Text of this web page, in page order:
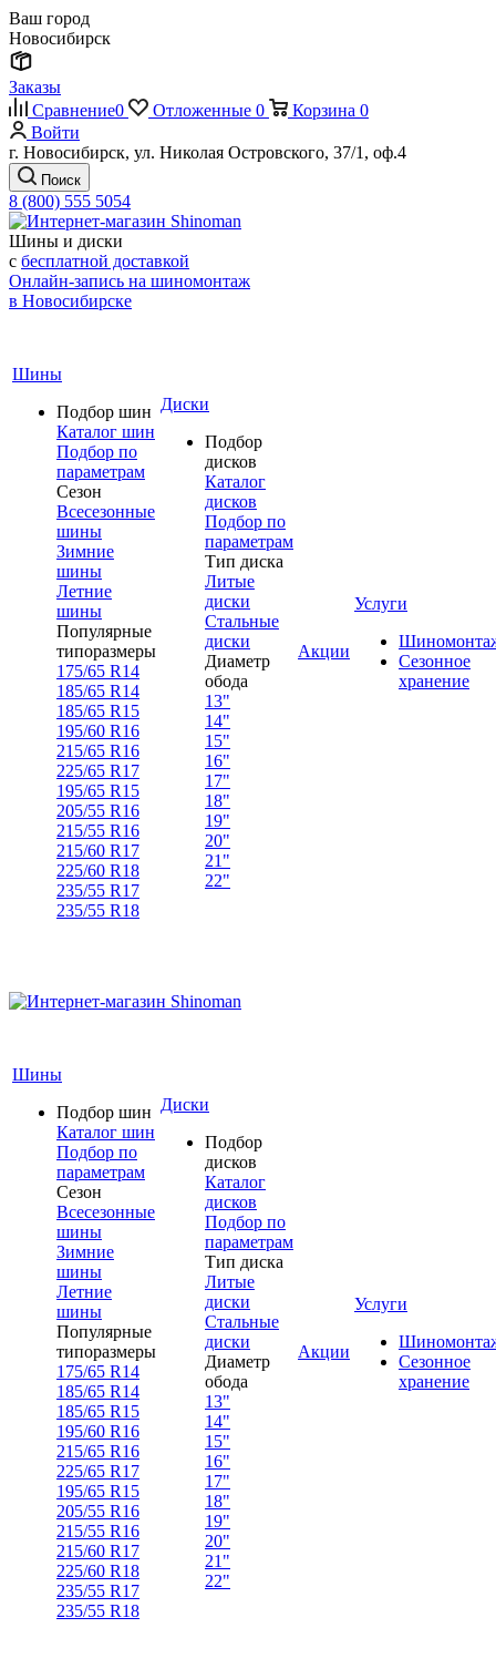
Ваш город
Новосибирск
Заказы
Сравнение0 Отложенные 0 Корзина 0
Войти
г. Новосибирск, ул. Николая Островского, 37/1, оф.4
Поиск
8 (800) 555 5054
Шины и диски
с бесплатной доставкой
Онлайн-запись на шиномонтаж
в Новосибирске
Шины
Подбор шин
Каталог шин
Подбор по
параметрам
Сезон
Всесезонные
шины
Зимние
шины
Летние
шины
Популярные
типоразмеры
175/65 R14
185/65 R14
185/65 R15
195/60 R16
215/65 R16
225/65 R17
195/65 R15
205/55 R16
215/55 R16
215/60 R17
225/60 R18
235/55 R17
235/55 R18
Диски
Подбор
дисков
Каталог
дисков
Подбор по
параметрам
Тип диска
Литые
диски
Стальные
диски
Диаметр
обода
13"
14"
15"
16"
17"
18"
19"
20"
21"
22"
Акции
Услуги
Сезонное
хранение
Шины
Подбор шин
Каталог шин
Подбор по
параметрам
Сезон
Всесезонные
шины
Зимние
шины
Летние
шины
Популярные
типоразмеры
175/65 R14
185/65 R14
185/65 R15
195/60 R16
215/65 R16
225/65 R17
195/65 R15
205/55 R16
215/55 R16
215/60 R17
225/60 R18
235/55 R17
235/55 R18
Диски
Подбор
дисков
Каталог
дисков
Подбор по
параметрам
Тип диска
Литые
диски
Стальные
диски
Диаметр
обода
13"
14"
15"
16"
17"
18"
19"
20"
21"
22"
Акции
Услуги
Сезонное
хранение